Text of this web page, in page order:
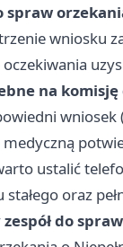
spraw
wniosku
na
ustalić
oraz
do